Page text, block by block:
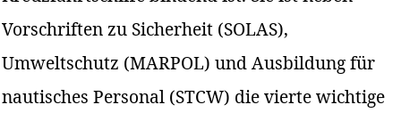
Vorschriften zu Sicherheit (SOLAS),
Umweltschutz (MARPOL) und Ausbildung für
nautisches Personal (STCW) die vierte wichtige